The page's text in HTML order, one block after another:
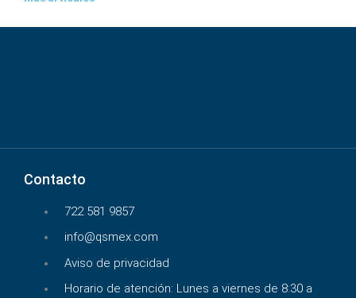
Contacto
722 581 9857
info@qsmex.com
Aviso de privacidad
Horario de atención: Lunes a viernes de 8:30 a